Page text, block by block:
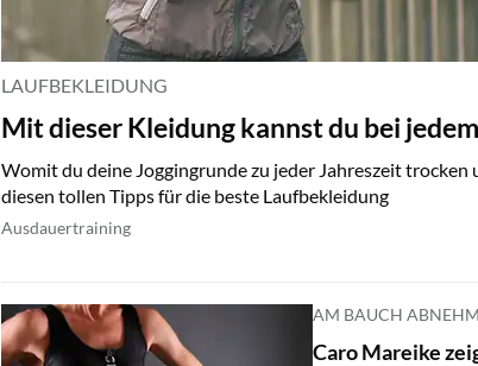
LAUFBEKLEIDUNG
Mit dieser Kleidung kannst du bei
Womit du deine Joggingrunde zu jeder Jahreszeit
diesen tollen Tipps für die beste Laufbekleidung
Ausdauertraining
AM BAUCH
Caro Mareike